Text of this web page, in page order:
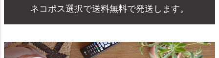
ネコポス選択で送料無料で発送します。